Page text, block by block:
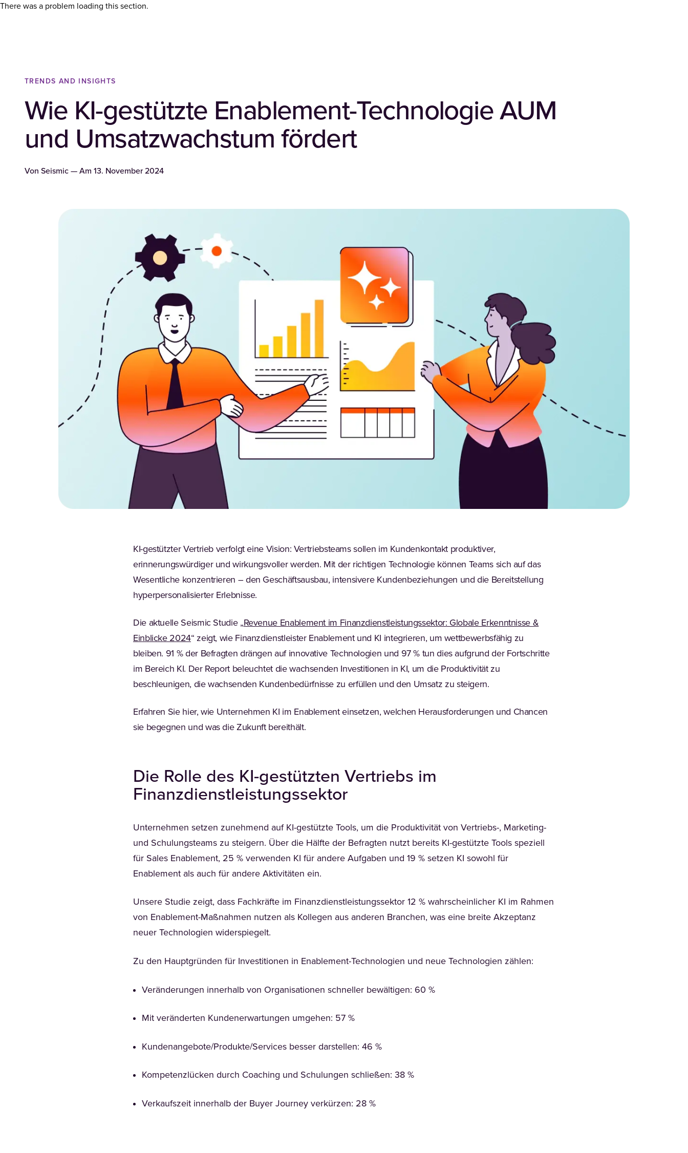
There was a problem loading this section.
TRENDS AND INSIGHTS
Wie KI-gestützte Enablement-Technologie AUM
und Umsatzwachstum fördert
Von Seismic — Am 13. November 2024
KI-gestützter Vertrieb verfolgt eine Vision: Vertriebsteams sollen im Kundenkontakt produktiver,
erinnerungswürdiger und wirkungsvoller werden. Mit der richtigen Technologie können Teams sich auf das
Wesentliche konzentrieren – den Geschäftsausbau, intensivere Kundenbeziehungen und die Bereitstellung
hyperpersonalisierter Erlebnisse.
Die aktuelle Seismic Studie „Revenue Enablement im Finanzdienstleistungssektor: Globale Erkenntnisse &
Einblicke 2024(Opens in a new tab)
“ zeigt, wie Finanzdienstleister Enablement und KI integrieren, um wettbewerbsfähig zu
bleiben. 91 % der Befragten drängen auf innovative Technologien und 97 % tun dies aufgrund der Fortschritte
im Bereich KI. Der Report beleuchtet die wachsenden Investitionen in KI, um die Produktivität zu
beschleunigen, die wachsenden Kundenbedürfnisse zu erfüllen und den Umsatz zu steigern.
Erfahren Sie hier, wie Unternehmen KI im Enablement einsetzen, welchen Herausforderungen und Chancen
sie begegnen und was die Zukunft bereithält.
Die Rolle des KI-gestützten Vertriebs im
Finanzdienstleistungssektor
Unternehmen setzen zunehmend auf KI-gestützte Tools, um die Produktivität von Vertriebs-, Marketing-
und Schulungsteams zu steigern. Über die Hälfte der Befragten nutzt bereits KI-gestützte Tools speziell
für Sales Enablement, 25 % verwenden KI für andere Aufgaben und 19 % setzen KI sowohl für
Enablement als auch für andere Aktivitäten ein.
Unsere Studie zeigt, dass Fachkräfte im Finanzdienstleistungssektor 12 % wahrscheinlicher KI im Rahmen
von Enablement-Maßnahmen nutzen als Kollegen aus anderen Branchen, was eine breite Akzeptanz
neuer Technologien widerspiegelt.
Zu den Hauptgründen für Investitionen in Enablement-Technologien und neue Technologien zählen:
Veränderungen innerhalb von Organisationen schneller bewältigen: 60 %
Mit veränderten Kundenerwartungen umgehen: 57 %
Kundenangebote/Produkte/Services besser darstellen: 46 %
Kompetenzlücken durch Coaching und Schulungen schließen: 38 %
Verkaufszeit innerhalb der Buyer Journey verkürzen: 28 %